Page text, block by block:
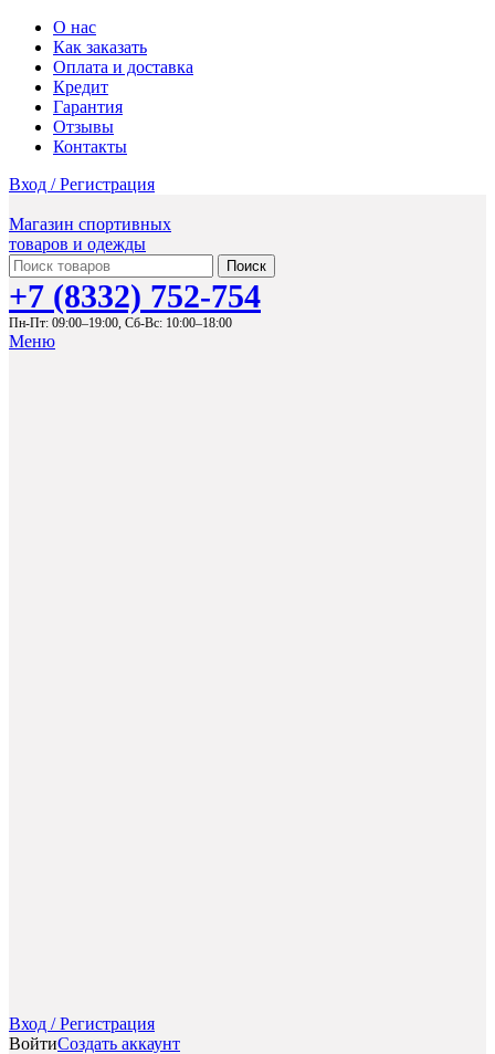
О нас
Как заказать
Оплата и доставка
Кредит
Гарантия
Отзывы
Контакты
Вход / Регистрация
Магазин спортивных
товаров и одежды
Поиск
+7 (8332) 752-754
Пн-Пт: 09:00–19:00, Сб-Вс: 10:00–18:00
Меню
Вход / Регистрация
ВойтиСоздать аккаунт